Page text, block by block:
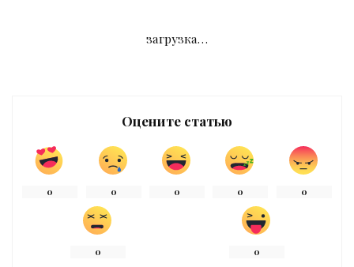
загрузка…
Оцените статью
0 0 0 0 0
0 0